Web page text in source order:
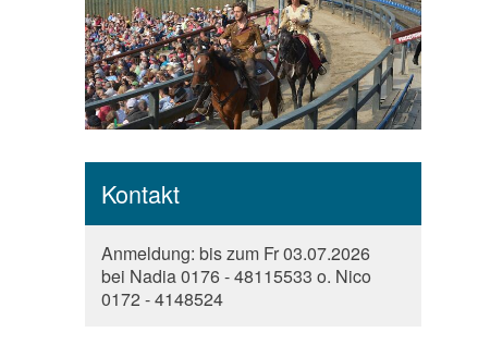
Kontakt
Anmeldung: bis zum Fr 03.07.2026
bei Nadia 0176 - 48115533 o. Nico
0172 - 4148524